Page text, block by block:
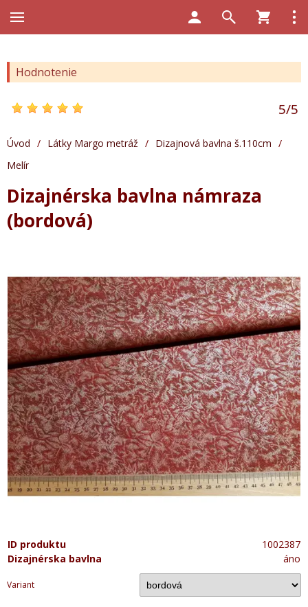
Hodnotenie
5/5
Úvod / Látky Margo metráž / Dizajnová bavlna š.110cm /
Melír
Dizajnérska bavlna námraza
(bordová)
ID produktu
1002387
Dizajnérska bavlna
áno
Variant